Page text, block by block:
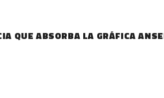
QUE ABSORBA LA GRÁFICA